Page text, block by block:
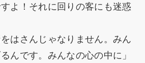
よ！それに回りの客にも迷惑
をはさんじゃなりません。みん
んです。みんなの心の中に」